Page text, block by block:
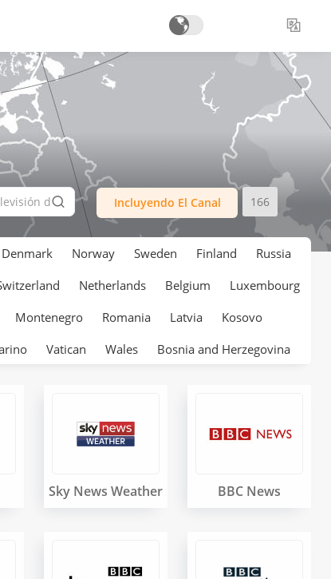
Incluyendo El Canal 166
Denmark Norway Sweden Finland
Russia
Netherlands Belgium
Luxembourg
Montenegro Romania Latvia
Kosovo
Vatican Wales Bosnia and Herzegovina
Sky News Weather BBC News